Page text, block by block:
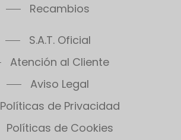
Recambios
S.A.T. Oficial
Atención al Cliente
Aviso Legal
Políticas de Privacidad
Políticas de Cookies